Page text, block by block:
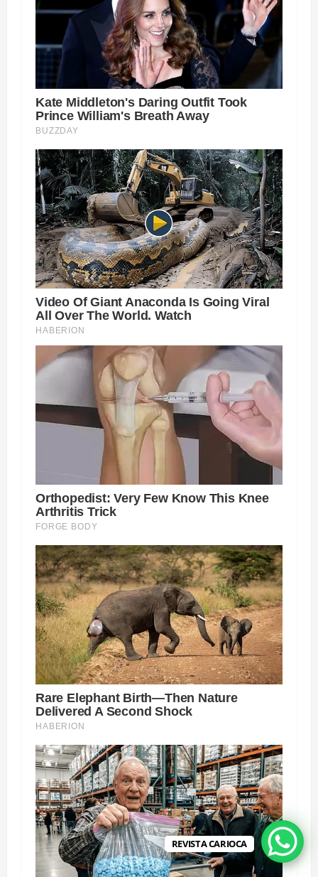
REVISTA CARIOCA